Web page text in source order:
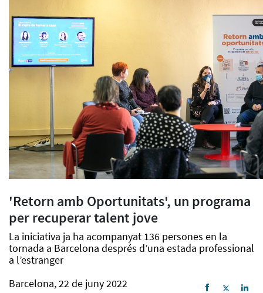
'Retorn amb Oportunitats', un programa
per recuperar talent jove
La iniciativa ja ha acompanyat 136 persones en la
tornada a Barcelona després d’una estada professional
a l’estranger
Barcelona, 22 de juny 2022